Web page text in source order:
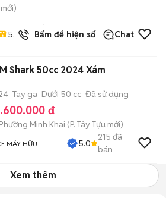
mới)
5.0
42
đã
bán
Bấm để hiện số Chat
Shark 50cc 2024 Xám
Tay ga Dưới 50 cc Đã sử dụng
đ
Phường Minh Khai (P. Tây Tựu mới)
MÁY HỮU
5.0
215 đã
bán
Xem thêm